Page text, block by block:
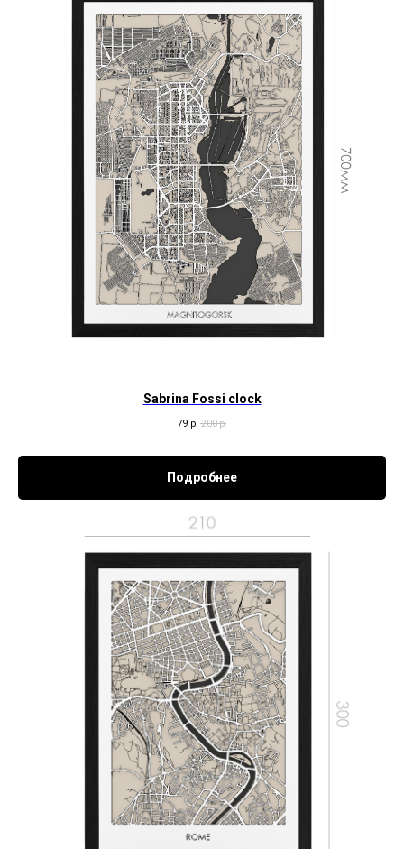
Sabrina Fossi clock
79 р. 200р.
Подробнее